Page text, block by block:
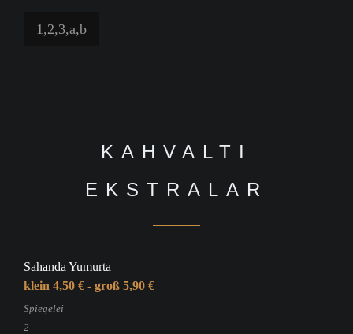
1,2,3,a,b
KAHVALTI
EKSTRALAR
Sahanda Yumurta
klein 4,50 € - groß 5,90 €
Spiegelei
2